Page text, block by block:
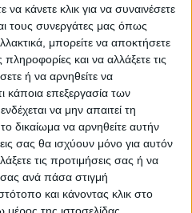
κάνετε κλικ για να συναινέσετε
τους συνεργάτες μας όπως
μπορείτε να αποκτήσετε
και να αλλάξετε τις
ή να αρνηθείτε να
κάποια επεξεργασία των
να μην απαιτεί τη
δικαίωμα να αρνηθείτε αυτήν
σας θα ισχύουν μόνο για αυτόν
τις προτιμήσεις σας ή να
ανά πάσα στιγμή
και κάνοντας κλικ στο
μέθοδος.
μοσχεύματα συχνά,
με
να
και να υποφέρουν
της ηπατικής
συνεργασία με την
πρωτοβουλία να